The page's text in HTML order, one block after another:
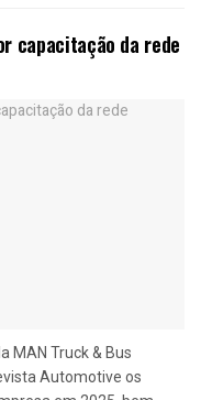
capacitação da rede
MAN Truck & Bus
Automotive os